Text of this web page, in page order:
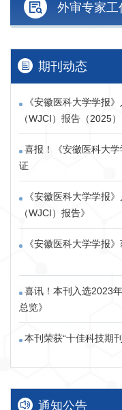
外审专家工
期刊动态
《安徽医科大学学报
（WJCI）报告（2025）​​
喜报！《安徽医科大
证
《安徽医科大学学报
（WJCI）报告》
《安徽医科大学学报
喜讯！本刊入选2023
总览》
本刊荣获“十佳科技期
通知公告